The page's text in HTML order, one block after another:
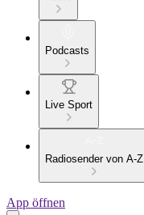
Podcasts
Live Sport
Radiosender von A-Z
App öffnen